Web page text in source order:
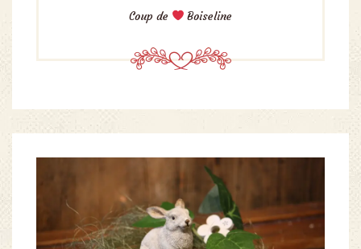
Coup de Boiseline